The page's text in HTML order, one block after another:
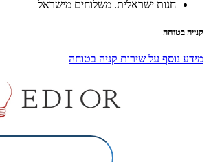
חנות ישראלית. משלוחים מישראל
קנייה בטוחה
מידע נוסף על שירות קניה בטוחה